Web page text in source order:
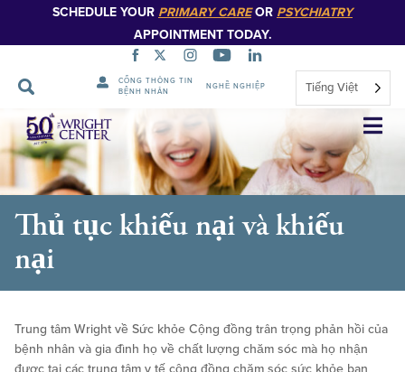
SCHEDULE YOUR PRIMARY CAREOR PSYCHIATRY
APPOINTMENT TODAY.
CỔNG THÔNG TIN
BỆNH NHÂN
NGHỀ NGHIỆP Tiếng Việt
Bỏ
qua
điều
hướng
Thủ tục khiếu nại và khiếu
nại
Trung tâm Wright về Sức khỏe Cộng đồng trân trọng phản hồi của
bệnh nhân và gia đình họ về chất lượng chăm sóc mà họ nhận